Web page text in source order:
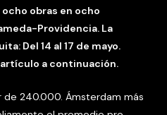
obras en ocho
Providencia. La
Del 14 al 17 de mayo.
a continuación.
240.000. Ámsterdam más